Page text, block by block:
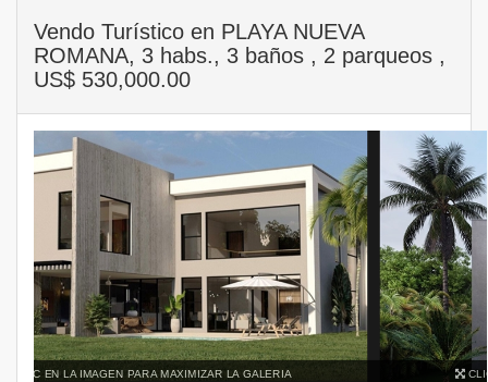
Vendo Turístico en PLAYA NUEVA
ROMANA, 3 habs., 3 baños , 2 parqueos ,
US$ 530,000.00
CLIC EN LA IMAGEN PARA MAXIMIZAR LA GALERIA